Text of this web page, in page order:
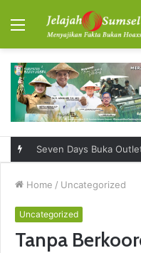
Menu
Home / Uncategorized
Uncategorized
Tanpa